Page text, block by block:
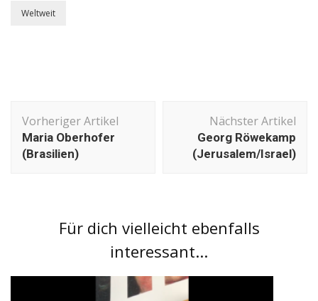
Weltweit
Vorheriger Artikel
Maria Oberhofer
(Brasilien)
Nächster Artikel
Georg Röwekamp
(Jerusalem/Israel)
Für dich vielleicht ebenfalls
interessant...